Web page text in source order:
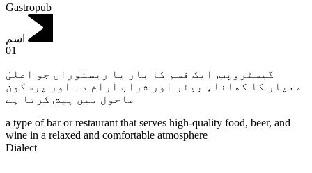
Gastropub
اسم
01
گیسٹروپب, ایک قسم کا بار یا ریستوراں جو اعلیٰ
معیار کا کھانا، بیئر اور شراب آرام دہ اور پرسکون
ماحول میں پیش کرتا ہے
a type of bar or restaurant that serves high-quality food, beer, and
wine in a relaxed and comfortable atmosphere
Dialect